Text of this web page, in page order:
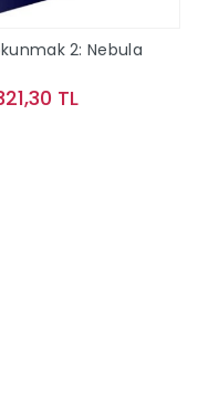
2: Nebula
TL